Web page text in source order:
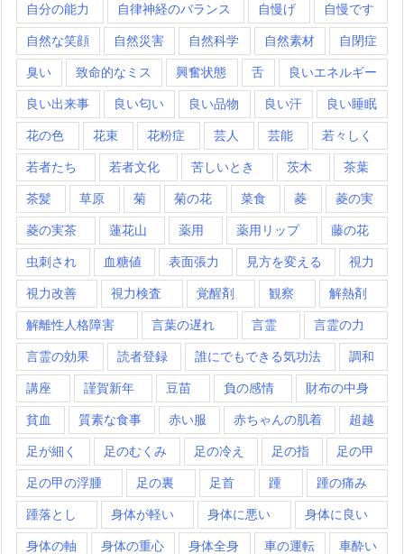
自分の能力 自律神経のバランス 自慢げ 自慢です
自然な笑顔 自然災害 自然科学 自然素材 自閉症
臭い 致命的なミス 興奮状態 舌 良いエネルギー
良い出来事 良い匂い 良い品物 良い汗 良い睡眠
花の色 花束 花粉症 芸人 芸能 若々しく
若者たち 若者文化 苦しいとき 茨木 茶葉
茶髪 草原 菊 菊の花 菜食 菱 菱の実
菱の実茶 蓮花山 薬用 薬用リップ 藤の花
虫刺され 血糖値 表面張力 見方を変える 視力
視力改善 視力検査 覚醒剤 観察 解熱剤
解離性人格障害 言葉の遅れ 言霊 言霊の力
言霊の効果 読者登録 誰にでもできる気功法 調和
講座 謹賀新年 豆苗 負の感情 財布の中身
貧血 質素な食事 赤い服 赤ちゃんの肌着 超越
足が細く 足のむくみ 足の冷え 足の指 足の甲
足の甲の浮腫 足の裏 足首 踵 踵の痛み
踵落とし 身体が軽い 身体に悪い 身体に良い
身体の軸 身体の重心 身体全身 車の運転 車酔い